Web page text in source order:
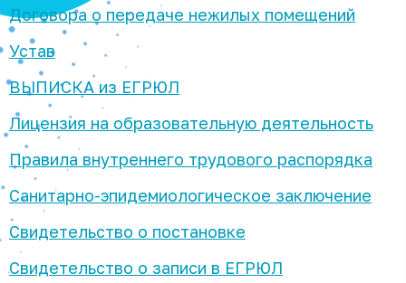
Договора о передаче нежилых помещений
Устав
ВЫПИСКА из ЕГРЮЛ
Лицензия на образовательную деятельность
Правила внутреннего трудового распорядка
Санитарно-эпидемиологическое заключение
Свидетельство о постановке
Свидетельство о записи в ЕГРЮЛ